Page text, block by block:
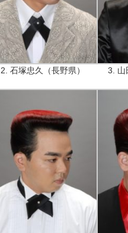
2. 石塚忠久（長野県） 3. 山